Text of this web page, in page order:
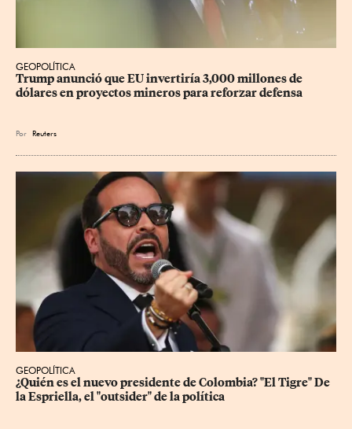
GEOPOLÍTICA
Trump anunció que EU invertiría 3,000 millones de
dólares en proyectos mineros para reforzar defensa
Por Reuters
GEOPOLÍTICA
¿Quién es el nuevo presidente de Colombia? "El Tigre" De
la Espriella, el "outsider" de la política